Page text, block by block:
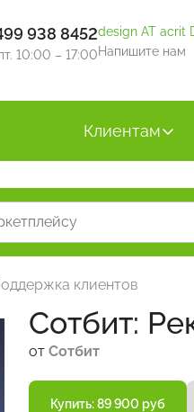
938 8452
10:00 – 17:00
design AT acrit
Напишите нам
Клиентам
клиентов
Сотбит:
от Сотбит
Купить: 89 900 руб